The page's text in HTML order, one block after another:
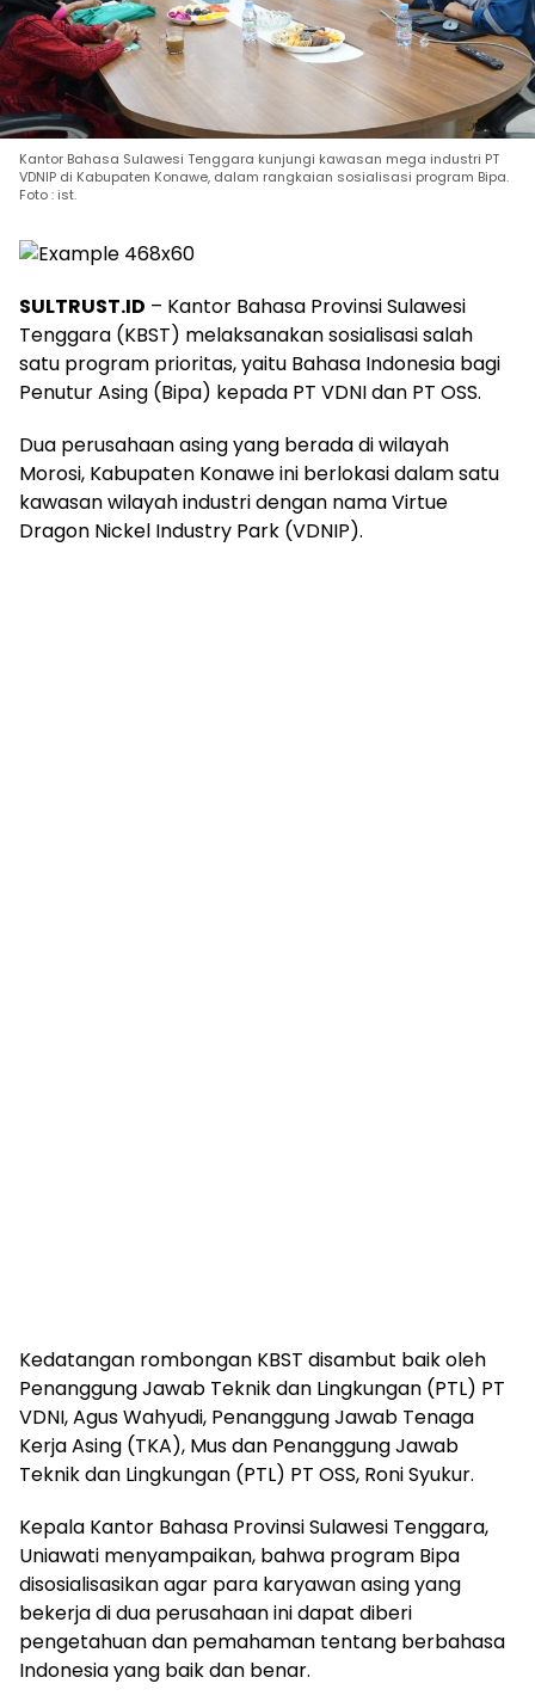
Kantor Bahasa Sulawesi Tenggara kunjungi kawasan mega industri PT
VDNIP di Kabupaten Konawe, dalam rangkaian sosialisasi program Bipa.
Foto : ist.
SULTRUST.ID – Kantor Bahasa Provinsi Sulawesi
Tenggara (KBST) melaksanakan sosialisasi salah
satu program prioritas, yaitu Bahasa Indonesia bagi
Penutur Asing (Bipa) kepada PT VDNI dan PT OSS.
Dua perusahaan asing yang berada di wilayah
Morosi, Kabupaten Konawe ini berlokasi dalam satu
kawasan wilayah industri dengan nama Virtue
Dragon Nickel Industry Park (VDNIP).
Kedatangan rombongan KBST disambut baik oleh
Penanggung Jawab Teknik dan Lingkungan (PTL) PT
VDNI, Agus Wahyudi, Penanggung Jawab Tenaga
Kerja Asing (TKA), Mus dan Penanggung Jawab
Teknik dan Lingkungan (PTL) PT OSS, Roni Syukur.
Kepala Kantor Bahasa Provinsi Sulawesi Tenggara,
Uniawati menyampaikan, bahwa program Bipa
disosialisasikan agar para karyawan asing yang
bekerja di dua perusahaan ini dapat diberi
pengetahuan dan pemahaman tentang berbahasa
Indonesia yang baik dan benar.